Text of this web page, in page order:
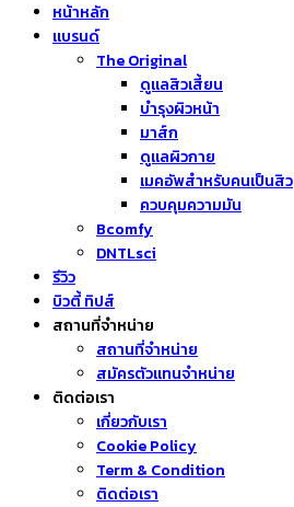
หน้าหลัก
แบรนด์
The Original
ดูแลสิวเสี้ยน
บำรุงผิวหน้า
มาส์ก
ดูแลผิวกาย
เมคอัพสำหรับคนเป็นสิว
ควบคุมความมัน
Bcomfy
DNTLsci
รีวิว
บิวตี้ ทิปส์
สถานที่จำหน่าย
สถานที่จำหน่าย
สมัครตัวแทนจำหน่าย
ติดต่อเรา
เกี่ยวกับเรา
Cookie Policy
Term & Condition
ติดต่อเรา